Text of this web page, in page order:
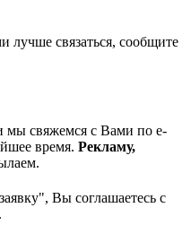
лучше связаться, сообщите
мы свяжемся с Вами по e-
время. Рекламу,
Вы соглашаетесь с
.